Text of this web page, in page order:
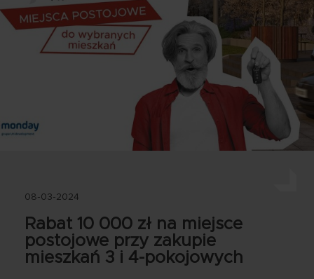
08-03-2024
Rabat 10 000 zł na miejsce
postojowe przy zakupie
mieszkań 3 i 4-pokojowych